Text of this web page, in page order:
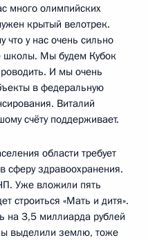
много олимпийских
крытый велотрек.
что у нас очень сильно
школы. Мы будем Кубок
И мы очень
в федеральную
Виталий
счёту поддерживает.
области требует
сферу здравоохранения.
Уже вложили пять
строиться «Мать и дитя».
на 3,5 миллиарда рублей
выделили землю, тоже